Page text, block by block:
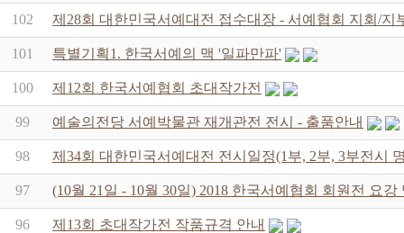
102 제28회 대한민국서예대전 접수대장 - 서예협회 지회/지
101 특별기획1. 한국서예의 맥 '일파만파'
100 제12회 한국서예협회 초대작가전
99 예술의전당 서예박물관 재개관전 전시 - 출품안내
98 제34회 대한민국서예대전 전시일정(1부, 2부, 3부전시
97 (10월 21일 - 10월 30일) 2018 한국서예협회 회원전 요강
96 제13회 초대작가전 작품규격 안내